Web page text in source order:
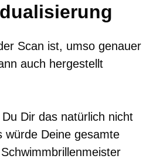
Scan ist, umso genauer
auch hergestellt
Dir das natürlich nicht
würde Deine gesamte